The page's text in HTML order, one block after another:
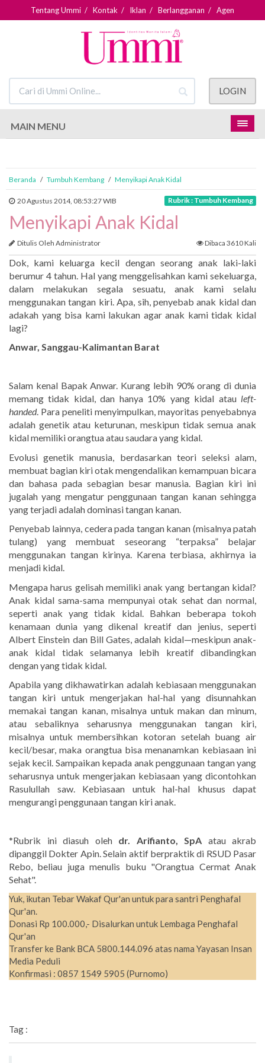
Tentang Ummi / Kontak / Iklan / Berlangganan / Agen
LOGIN
MAIN MENU
Beranda / Tumbuh Kembang / Menyikapi Anak Kidal
20 Agustus 2014, 08:53:27 WIB Rubrik : Tumbuh Kembang
Menyikapi Anak Kidal
Ditulis Oleh Administrator Dibaca 3610 Kali
Dok, kami keluarga kecil dengan seorang anak laki-laki
berumur 4 tahun. Hal yang menggelisahkan kami sekeluarga,
dalam melakukan segala sesuatu, anak kami selalu
menggunakan tangan kiri. Apa, sih, penyebab anak kidal dan
adakah yang bisa kami lakukan agar anak kami tidak kidal
lagi?
Anwar, Sanggau-Kalimantan Barat
Salam kenal Bapak Anwar. Kurang lebih 90% orang di dunia
memang tidak kidal, dan hanya 10% yang kidal atau left-
handed. Para peneliti menyimpulkan, mayoritas penyebabnya
adalah genetik atau keturunan, meskipun tidak semua anak
kidal memiliki orangtua atau saudara yang kidal.
Evolusi genetik manusia, berdasarkan teori seleksi alam,
membuat bagian kiri otak mengendalikan kemampuan bicara
dan bahasa pada sebagian besar manusia. Bagian kiri ini
jugalah yang mengatur penggunaan tangan kanan sehingga
yang terjadi adalah dominasi tangan kanan.
Penyebab lainnya, cedera pada tangan kanan (misalnya patah
tulang) yang membuat seseorang “terpaksa” belajar
menggunakan tangan kirinya. Karena terbiasa, akhirnya ia
menjadi kidal.
Mengapa harus gelisah memiliki anak yang bertangan kidal?
Anak kidal sama-sama mempunyai otak sehat dan normal,
seperti anak yang tidak kidal. Bahkan beberapa tokoh
kenamaan dunia yang dikenal kreatif dan jenius, seperti
Albert Einstein dan Bill Gates, adalah kidal—meskipun anak-
anak kidal tidak selamanya lebih kreatif dibandingkan
dengan yang tidak kidal.
Apabila yang dikhawatirkan adalah kebiasaan menggunakan
tangan kiri untuk mengerjakan hal-hal yang disunnahkan
memakai tangan kanan, misalnya untuk makan dan minum,
atau sebaliknya seharusnya menggunakan tangan kiri,
misalnya untuk membersihkan kotoran setelah buang air
kecil/besar, maka orangtua bisa menanamkan kebiasaan ini
sejak kecil. Sampaikan kepada anak penggunaan tangan yang
seharusnya untuk mengerjakan kebiasaan yang dicontohkan
Rasulullah saw. Kebiasaan untuk hal-hal khusus dapat
mengurangi penggunaan tangan kiri anak.
*Rubrik ini diasuh oleh dr. Arifianto, SpA atau akrab
dipanggil Dokter Apin. Selain aktif berpraktik di RSUD Pasar
Rebo, beliau juga menulis buku "Orangtua Cermat Anak
Sehat".
Yuk, ikutan Tebar Wakaf Qur'an untuk para santri Penghafal
Qur'an.
Donasi Rp 100.000,- Disalurkan untuk Lembaga Penghafal
Qur'an
Transfer ke Bank BCA 5800.144.096 atas nama Yayasan Insan
Media Peduli
Konfirmasi : 0857 1549 5905 (Purnomo)
Tag :